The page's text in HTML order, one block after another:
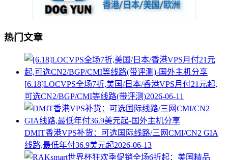
热门文章
[6.18]LOCVPS全场7折,美国/日本/香港VPS月付21元起,
可选CN2/BGP/CMI等线路(带评测)2026-06-11
DMIT香港VPS补货：可选国际线路/三网CMI/CN2 GIA
线路,最低年付36.9美元起2026-06-13